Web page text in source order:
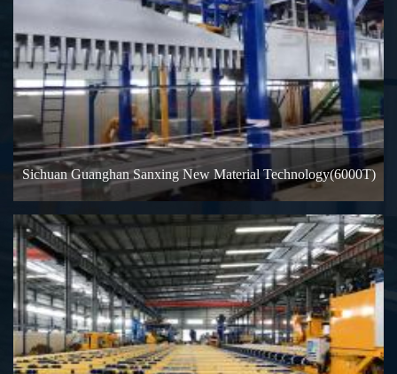
Sichuan Guanghan Sanxing New Material Technology(6000T)